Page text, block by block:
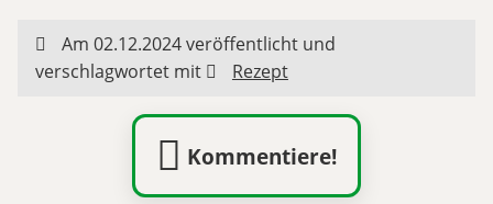
Am 02.12.2024 veröffentlicht und
verschlagwortet mit
Rezept
Kommentiere!